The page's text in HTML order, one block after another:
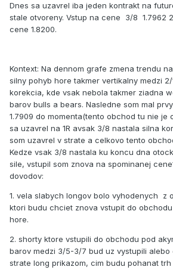
Dnes sa uzavrel iba jeden kontrakt na
stale otvoreny. Vstup na cene 3/8 1.7962
cene 1.8200.
Kontext: Na dennom grafe zmena trendu
silny pohyb hore takmer vertikalny medzi
korekcia, kde vsak nebola takmer ziadna
barov bulls a bears. Nasledne som mal
1.7909 do momenta(tento obchod tu nie je
sa uzavrel na 1R avsak 3/8 nastala silna
som uzavrel v strate a celkovo tento
Kedze vsak 3/8 nastala ku koncu dna
sile, vstupil som znova na spominanej
dovodov:
1. vela slabych longov bolo vyhodenych z
ktori budu chciet znova vstupit do
hore.
2. shorty ktore vstupili do obchodu pod
barov medzi 3/5-3/7 bud uz vystupili
strate long prikazom, cim budu pohanat trh